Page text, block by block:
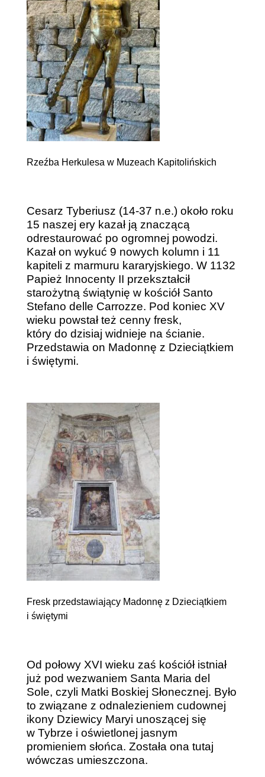
Rzeźba Herkulesa w Muzeach Kapitolińskich
Cesarz Tyberiusz (14-37 n.e.) około roku
15 naszej ery kazał ją znaczącą
odrestaurować po ogromnej powodzi.
Kazał on wykuć 9 nowych kolumn i 11
kapiteli z marmuru kararyjskiego. W 1132
Papież Innocenty II przekształcił
starożytną świątynię w kościół Santo
Stefano delle Carrozze. Pod koniec XV
wieku powstał też cenny fresk,
który do dzisiaj widnieje na ścianie.
Przedstawia on Madonnę z Dzieciątkiem
i świętymi.
Fresk przedstawiający Madonnę z Dzieciątkiem
i świętymi
Od połowy XVI wieku zaś kościół istniał
już pod wezwaniem Santa Maria del
Sole, czyli Matki Boskiej Słonecznej. Było
to związane z odnalezieniem cudownej
ikony Dziewicy Maryi unoszącej się
w Tybrze i oświetlonej jasnym
promieniem słońca. Została ona tutaj
wówczas umieszczona.